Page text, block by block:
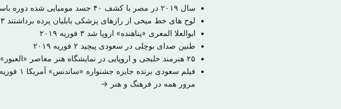
سال ۲۰۱۹ در مصر با کشف ۴۰ جسد مومیایی شده دوره باستان آغاز شد
لوح های خط میخی از رازهای پزشکی بابلیان پرده برداشتند ۳ فوریه ۲۰۱۹
ابوالعلا المعری «پناهنده» اروپا شد ۳ فوریه ۲۰۱۹
طنین صدای بوچلی در سعودی پیچید ۲ فوریه ۲۰۱۹
۲۵ هنرمند خلیجی و اروپایی در نمایشگاه هنر معاصر «العبور» در جده
فیلم سعودی برنده جایزه جشنواره «ساندنس» آمریکا ۱ فوریه ۲۰۱۹
مرور همه در فرهنگ و هنر →